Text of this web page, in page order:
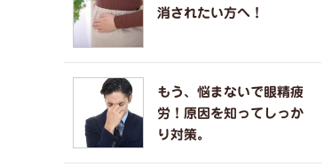
消されたい方へ！
もう、悩まないで眼精疲
労！原因を知ってしっか
り対策。